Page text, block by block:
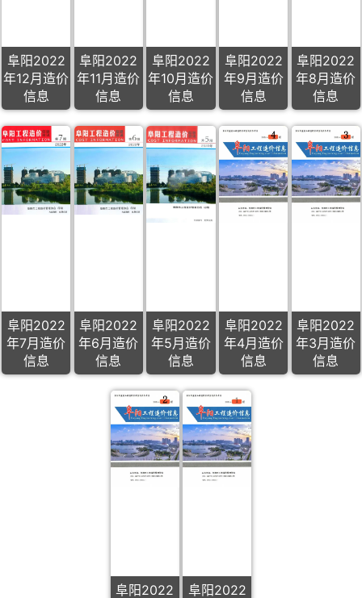
阜阳2022
年12月造价
信息
阜阳2022
年11月造价
信息
阜阳2022
年10月造价
信息
阜阳2022
年9月造价
信息
阜阳2022
年8月造价
信息
阜阳2022
年7月造价
信息
阜阳2022
年6月造价
信息
阜阳2022
年5月造价
信息
阜阳2022
年4月造价
信息
阜阳2022
年3月造价
信息
阜阳2022
阜阳2022